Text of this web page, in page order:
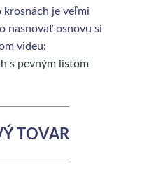
krosnách je veľmi
nasnovať osnovu si
videu:
s pevným listom
TOVAR